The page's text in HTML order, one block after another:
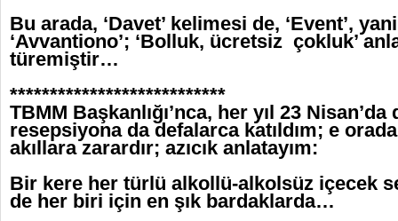
Bu arada, ‘Davet’ kelimesi de, ‘Event’,
‘Avvantiono’; ‘Bolluk, ücretsiz çokluk’
türemiştir…
***************************
TBMM Başkanlığı’nca, her yıl 23
resepsiyona da defalarca katıldım; e
akıllara zarardır; azıcık anlatayım:
Bir kere her türlü alkollü-alkolsüz içecek
de her biri için en şık bardaklarda…